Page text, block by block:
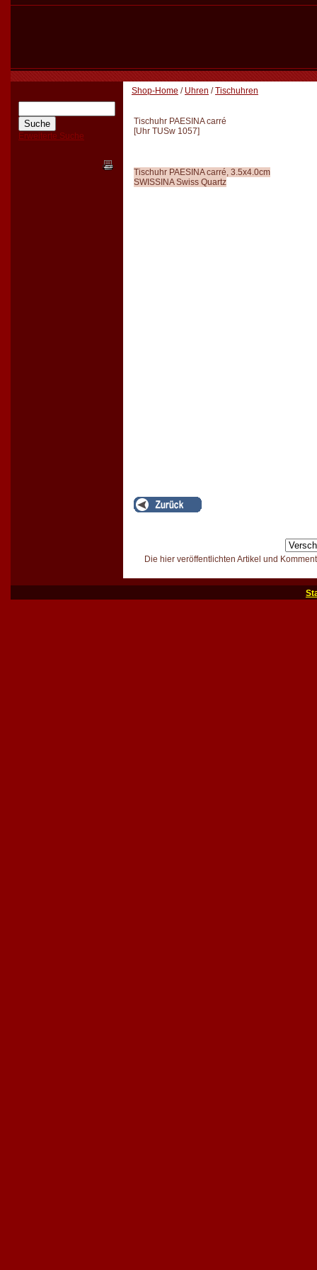
Erweiterte Suche
Shop-Home / Uhren /Tischuhren
Tischuhr PAESINA carré
[Uhr TUSw 1057]
Tischuhr PAESINA carré, 3.5x4.0cm
SWISSINA Swiss Quartz
Die hier veröffentlichten Artikel und